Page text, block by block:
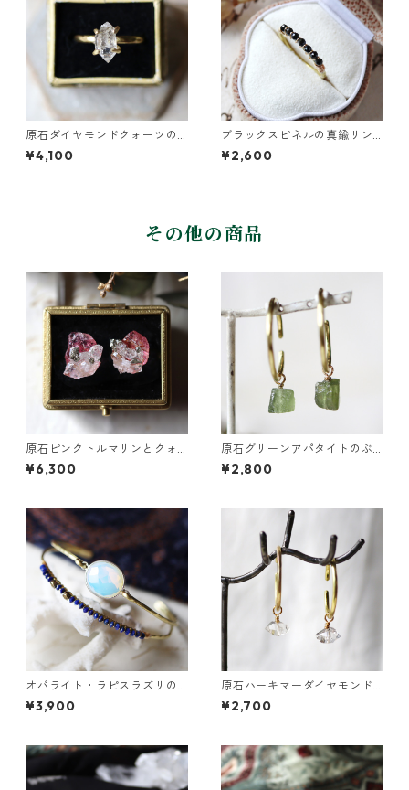
原石ダイヤモンドクォーツの
イヤーカフ/リング
¥4,100
ブラックスピネルの真鍮リン
グ
¥2,600
その他の商品
原石ピンクトルマリンとクォ
ーツのプチピアス
¥6,300
原石グリーンアパタイトのぶ
ら下がりイヤーカフ
¥2,800
オパライト・ラピスラズリの2
連バングル
¥3,900
原石ハーキマーダイヤモンド
のぶら下がりイヤーカフ
¥2,700